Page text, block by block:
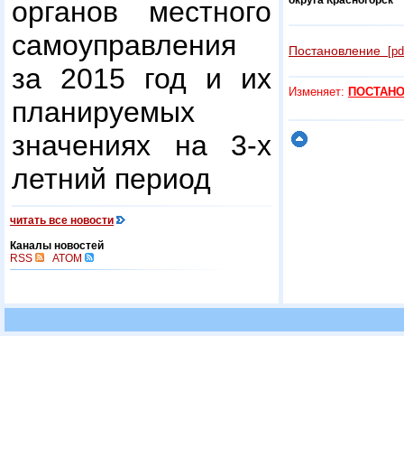
органов местного
самоуправления
за 2015 год и их
планируемых
значениях на 3-х
летний период
читать все новости
Каналы новостей
RSS
ATOM
Постановление
Изменяет: